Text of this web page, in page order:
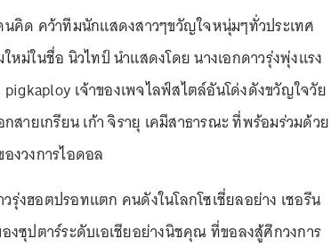
คิด คว้าทีมนักแสดงสาวๆขวัญใจหนุ่มๆทั่วประเทศ
หม่ในชื่อ นิวไทป์ นำแสดงโดย นางเอกดาวรุ่งพุ่งแรง
เจ้าของเพจไลฟ์สไตล์อันโด่งดังขวัญใจวัย
สายเกรียน เก้า จิรายุ เคมีสาธารณะ ที่พร้อมร่วมด้วย
งวงการไอดอล
งฮอตปรอทแตก คนดังในโลกโซเชี่ยลอย่าง เชอรีน
งซุปตาร์ระดับเอเชียอย่างนิชคุณ ที่ขอลงสู้ศึกวงการ